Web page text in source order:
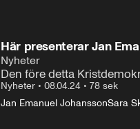
Här presenterar Jan
Nyheter
Den före detta
Nyheter • 08.04.24 • 78 sek
Jan Emanuel JohanssonSara